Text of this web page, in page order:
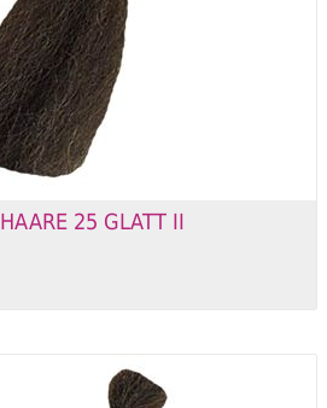
25 GLATT II